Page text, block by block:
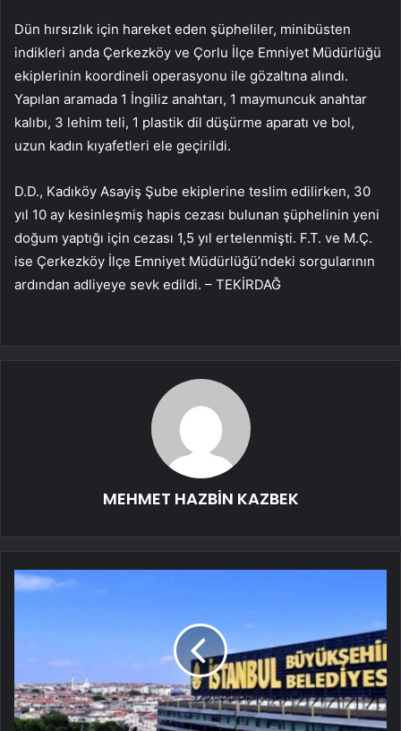
Dün hırsızlık için hareket eden şüpheliler, minibüsten
indikleri anda Çerkezköy ve Çorlu İlçe Emniyet Müdürlüğü
ekiplerinin koordineli operasyonu ile gözaltına alındı.
Yapılan aramada 1 İngiliz anahtarı, 1 maymuncuk anahtar
kalıbı, 3 lehim teli, 1 plastik dil düşürme aparatı ve bol,
uzun kadın kıyafetleri ele geçirildi.
D.D., Kadıköy Asayiş Şube ekiplerine teslim edilirken, 30
yıl 10 ay kesinleşmiş hapis cezası bulunan şüphelinin yeni
doğum yaptığı için cezası 1,5 yıl ertelenmişti. F.T. ve M.Ç.
ise Çerkezköy İlçe Emniyet Müdürlüğü’ndeki sorgularının
ardından adliyeye sevk edildi. – TEKİRDAĞ
MEHMET HAZBİN KAZBEK